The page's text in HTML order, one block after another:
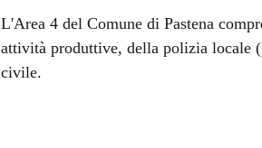
L'Area 4 del Comune di Pastena
attività produttive, della polizia locale
civile.